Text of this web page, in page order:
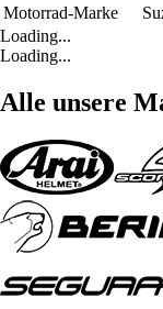
Motorrad-Marke
Loading...
Loading...
Alle unsere